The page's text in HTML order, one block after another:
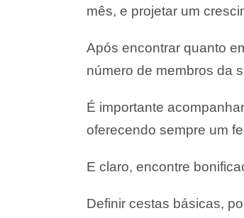
mês, e projetar um
Após encontrar quanto
número de membros da
É importante
oferecendo sempre um
E claro, encontre
Definir cestas básicas,